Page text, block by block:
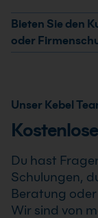
Dieses bestätigt
professionellen
Datenbanken
Ja, wir
bestätigten
Kurs findet
Bieten Sie den
oder
durchgeführt
Schwerpunkte
Unser Kebel
Du hast
Schulungen,
Beratung
Wir sind von